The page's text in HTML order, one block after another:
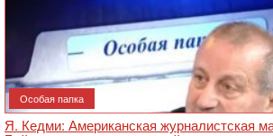
Особая папка
Я. Кедми: Американская журналистская